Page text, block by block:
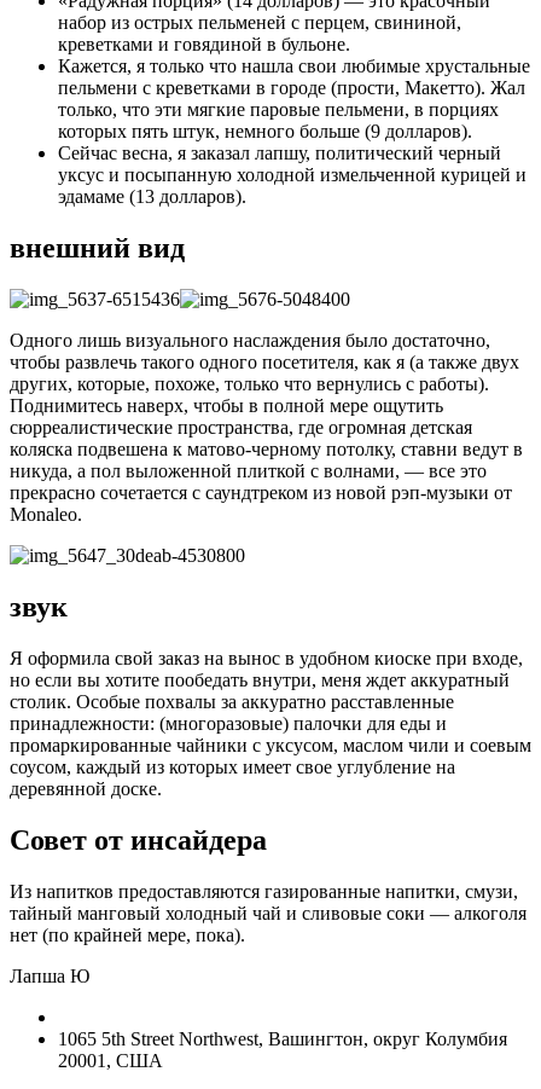
набор из острых пельменей с перцем, свининой,
креветками и говядиной в бульоне.
Кажется, я только что нашла свои любимые хрустальные
пельмени с креветками в городе (прости, Макетто). Жал
только, что эти мягкие паровые пельмени, в порциях
которых пять штук, немного больше (9 долларов).
Сейчас весна, я заказал лапшу, политический черный
уксус и посыпанную холодной измельченной курицей и
эдамаме (13 долларов).
внешний вид
Одного лишь визуального наслаждения было достаточно,
чтобы развлечь такого одного посетителя, как я (а также двух
других, которые, похоже, только что вернулись с работы).
Поднимитесь наверх, чтобы в полной мере ощутить
сюрреалистические пространства, где огромная детская
коляска подвешена к матово-черному потолку, ставни ведут в
никуда, а пол выложенной плиткой с волнами, — все это
прекрасно сочетается с саундтреком из новой рэп-музыки от
Monaleo.
звук
Я оформила свой заказ на вынос в удобном киоске при входе,
но если вы хотите пообедать внутри, меня ждет аккуратный
столик. Особые похвалы за аккуратно расставленные
принадлежности: (многоразовые) палочки для еды и
промаркированные чайники с уксусом, маслом чили и соевым
соусом, каждый из которых имеет свое углубление на
деревянной доске.
Совет от инсайдера
Из напитков предоставляются газированные напитки, смузи,
тайный манговый холодный чай и сливовые соки — алкоголя
нет (по крайней мере, пока).
Лапша Ю
1065 5th Street Northwest, Вашингтон, округ Колумбия
20001, США